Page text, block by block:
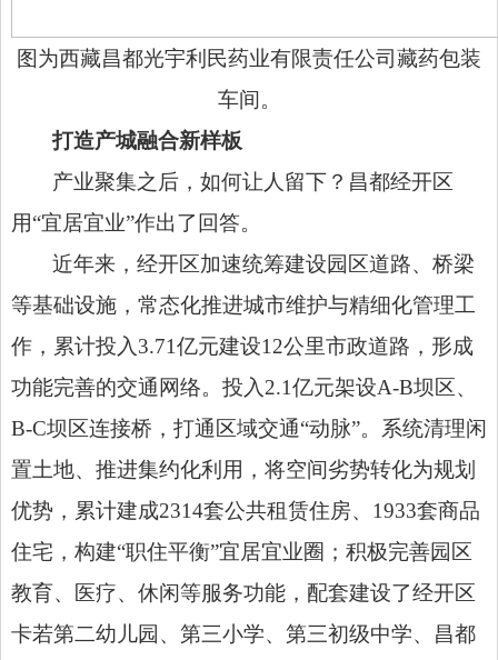
图为西藏昌都光宇利民药业有限责任公司藏药包装
车间。
打造产城融合新样板
产业聚集之后，如何让人留下？昌都经开区
用“宜居宜业”作出了回答。
近年来，经开区加速统筹建设园区道路、桥梁
等基础设施，常态化推进城市维护与精细化管理工
作，累计投入3.71亿元建设12公里市政道路，形成
功能完善的交通网络。投入2.1亿元架设A-B坝区、
B-C坝区连接桥，打通区域交通“动脉”。系统清理闲
置土地、推进集约化利用，将空间劣势转化为规划
优势，累计建成2314套公共租赁住房、1933套商品
住宅，构建“职住平衡”宜居宜业圈；积极完善园区
教育、医疗、休闲等服务功能，配套建设了经开区
卡若第二幼儿园、第三小学、第三初级中学、昌都